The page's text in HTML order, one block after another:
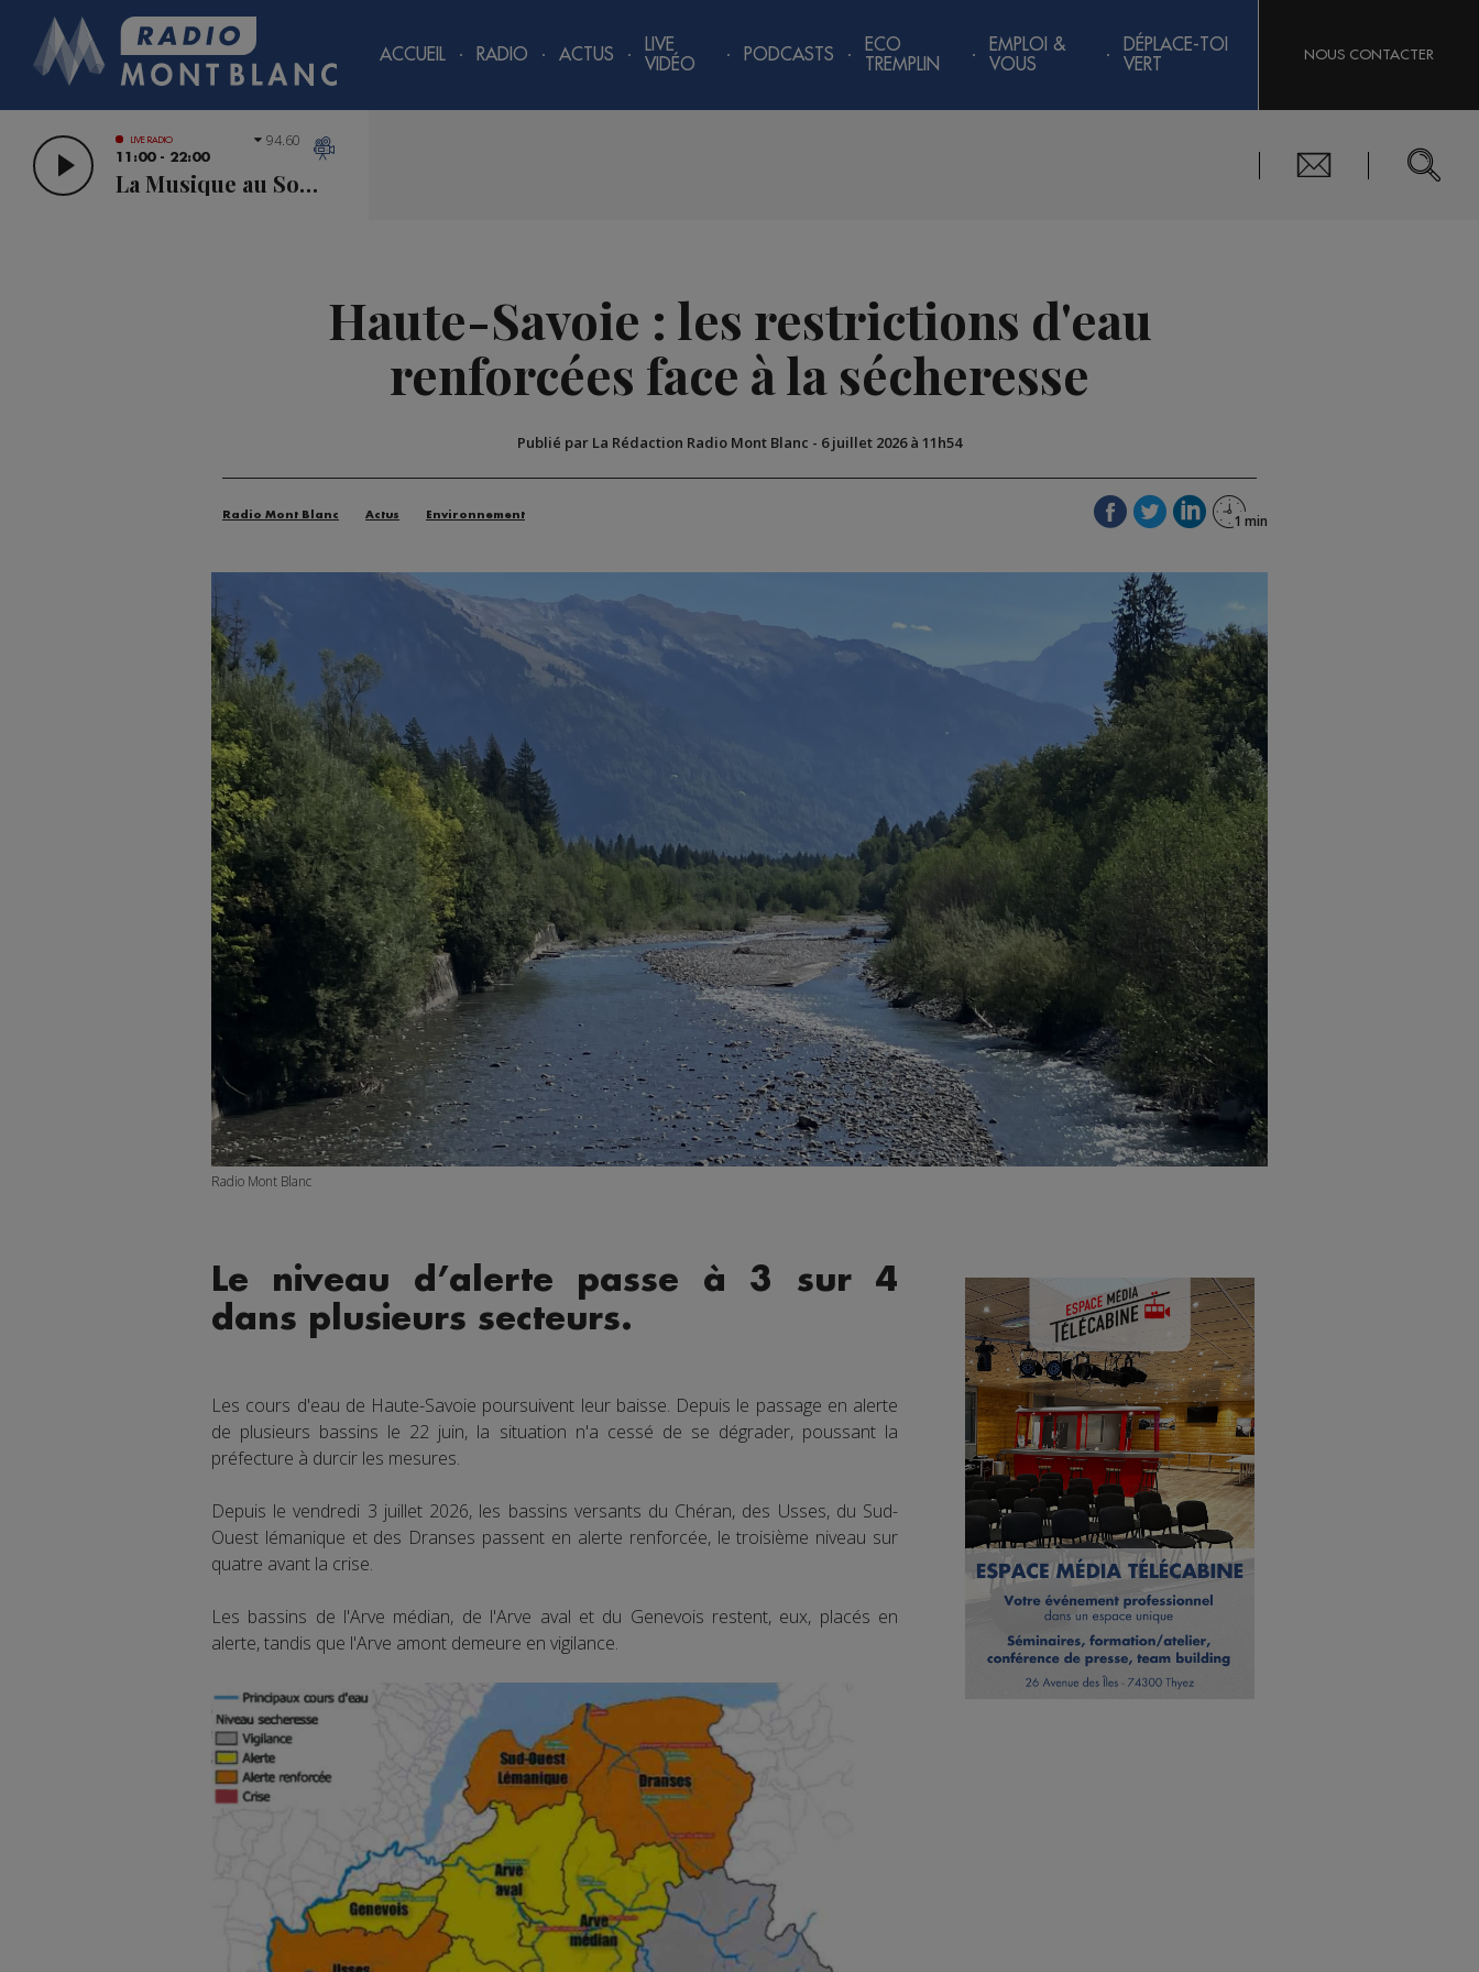
ACCUEIL RADIO ACTUS
LIVE
VIDÉO
PODCASTS
ECO
TREMPLIN
EMPLOI &
VOUS
DÉPLACE-TOI
VERT
NOUS CONTACTER
LIVE RADIO
11:00 - 22:00
La Musique au Sommet
94.60
Haute-Savoie : les restrictions d'eau
renforcées face à la sécheresse
Publié par La Rédaction Radio Mont Blanc - 6 juillet 2026 à 11h54
Radio Mont Blanc Actus Environnement
Radio Mont Blanc
Le niveau d’alerte passe à 3 sur 4
dans plusieurs secteurs.
Les cours d'eau de Haute-Savoie poursuivent leur baisse. Depuis le passage en alerte
de plusieurs bassins le 22 juin, la situation n'a cessé de se dégrader, poussant la
préfecture à durcir les mesures.
Depuis le vendredi 3 juillet 2026, les bassins versants du Chéran, des Usses, du Sud-
Ouest lémanique et des Dranses passent en alerte renforcée, le troisième niveau sur
quatre avant la crise.
Les bassins de l'Arve médian, de l'Arve aval et du Genevois restent, eux, placés en
alerte, tandis que l'Arve amont demeure en vigilance.